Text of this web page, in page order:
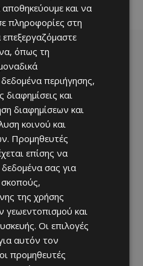
ενδιαφέρον για ένα
08/2026
Επικαιρότητα
ο Ενρίκες – Παίρνει και
08/2026
με Κονομή
06/08/2026
αποθηκεύουμε και να
πληροφορίες στη
όπως τη
περιήγησης,
διαφημίσεις και
διαφημίσεων και
κοινού και
Προμηθευτές
επίσης να
σας για
της χρήσης
γεωεντοπισμού και
Οι επιλογές
αυτόν τον
προμηθευτές